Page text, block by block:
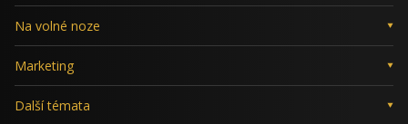
Na volné noze
Marketing
Další témata